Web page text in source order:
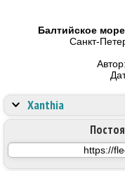
Балтийское
Санкт-
Автор:
Xanthia